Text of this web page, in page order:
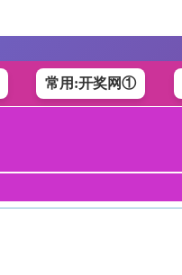
常用:开奖网①